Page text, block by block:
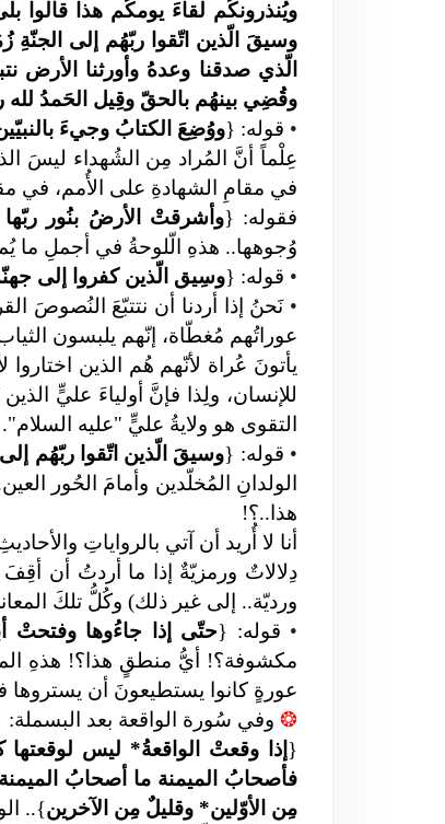
ويُنذرونكُم لقاءَ يومكُم هذا
وسيقَ الّذين اتّقوا ربّهُم إلى الجنّةِ
الّذي صدقنا وعدهُ وأورثنا
وقُضِي بينهُم بالحقّ وقِيل الحَمدُ لله
• قوله: {ووُضِعَ الكتابُ وجيءَ
عِلْماً أنَّ المُراد مِن الشُهداء ليسَ
في مقامِ الشهادةِ على الأُمم، في
فقوله: {وأشرقتْ الأرضُ بنُور
وُجوهها.. هذهِ الّلوحةُ في أجملِ ما
• قوله: {وسِيق الّذين كفروا إلى
• نَحنُ إذا أردنا أن نتتبّعَ النُصوصَ
عوراتُهم مُغطّاة، إنّهم يلبسون
يأتونَ عُراة لأنّهم هُم الذين
للإنسان، ولِذا فإنَّ أولياءَ عليٍّ
التقوى هو ولايةُ عليٍّ "عليه السلام".
• قوله: {وسيقَ الّذين اتّقوا ربّهُم إلى
الولدانِ المُخلّدين وأمامَ الحُور
هذا..؟!
أنا لا أُريد أن آتي بالرواياتِ
دِلالاتٌ ورمزيّةٌ إذا ما أردتُ أن
ورديّة.. إلى غير ذلك) وكُلُّ تلكَ
• قوله: {حتّى إذا جاءُوها وفتحتْ
مكشوفة؟! أيُّ منطقٍ هذا؟! هذهِ
عورةٍ كانوا يستطيعونَ أن يستروها
❂ وفي سُورة الواقعة بعد البسملة:
{ إذا وقعتْ الواقعةُ* ليس
فأصحابُ الميمنة ما أصحابُ
مِن الأوّلين* وقليلٌ مِن الآخرين}
..